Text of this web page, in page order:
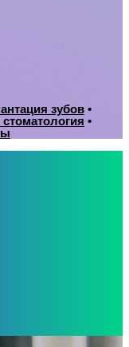
зубов•
стоматология •